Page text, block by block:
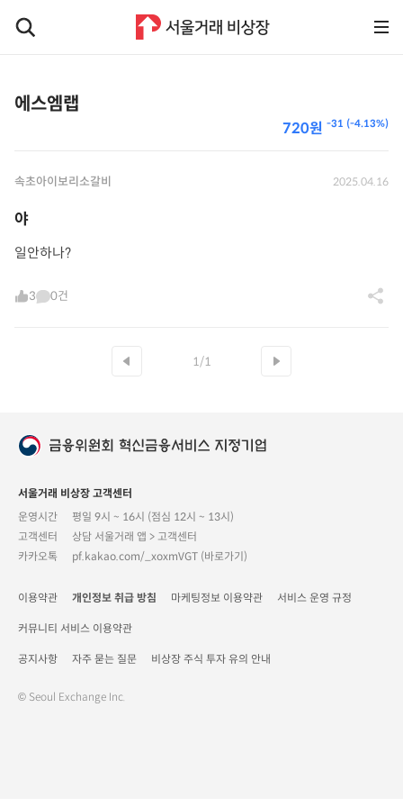
에스엠랩
-31 (-4.13%)
720원
속초아이보리소갈비 2025.04.16
야
일안하나?
3 0건
1/1
서울거래 비상장 고객센터
운영시간
평일 9시 ~ 16시 (점심 12시 ~ 13시)
고객센터
상담 서울거래 앱 > 고객센터
카카오톡
pf.kakao.com/_xoxmVGT (바로가기)
이용약관 개인정보 취급 방침 마케팅정보 이용약관 서비스 운영 규정
커뮤니티 서비스 이용약관
공지사항 자주 묻는 질문 비상장 주식 투자 유의 안내
© Seoul Exchange Inc.